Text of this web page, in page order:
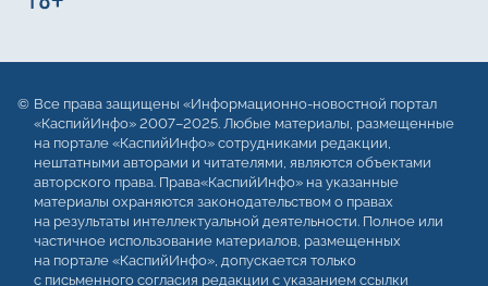
Все права защищены «Информационно-новостной портал
«КаспийИнфо» 2007–2025. Любые материалы, размещенные
на портале «КаспийИнфо» сотрудниками редакции,
нештатными авторами и читателями, являются объектами
авторского права. Права«КаспийИнфо» на указанные
материалы охраняются законодательством о правах
на результаты интеллектуальной деятельности. Полное или
частичное использование материалов, размещенных
на портале «КаспийИнфо», допускается только
с письменного согласия редакции с указанием ссылки